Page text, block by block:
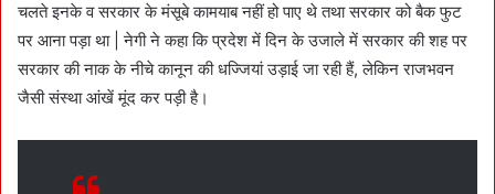
चलते इनके व सरकार के मंसूबे कामयाब नहीं हो पाए थे तथा सरकार को बैक फुट
पर आना पड़ा था | नेगी ने कहा कि प्रदेश में दिन के उजाले में सरकार की शह पर
सरकार की नाक के नीचे कानून की धज्जियां उड़ाई जा रही हैं, लेकिन राजभवन
जैसी संस्था आंखें मूंद कर पड़ी है।